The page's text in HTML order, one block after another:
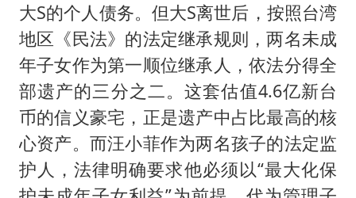
大S的个人债务。但大S离世后，按照台湾
地区《民法》的法定继承规则，两名未成
年子女作为第一顺位继承人，依法分得全
部遗产的三分之二。这套估值4.6亿新台
币的信义豪宅，正是遗产中占比最高的核
心资产。而汪小菲作为两名孩子的法定监
护人，法律明确要求他必须以“最大化保